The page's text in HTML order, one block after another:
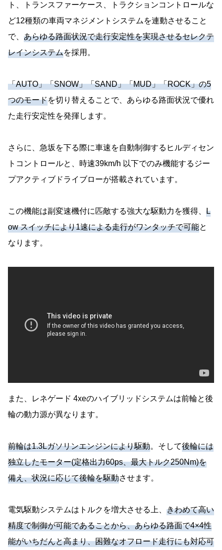
ト、トランスファーケース、トラクションコントロールな
ど12種類の車両マネジメントシステムを連動させること
で、 あらゆる路面状況で走行安定性を実現させるセレクテ
レインシステムを採用。
「AUTO」「SNOW」「SAND」「MUD」「ROCK」の5
つのモードを切り替えることで、あらゆる路面状況で優れ
た走行安定性を発揮します。
さらに、急坂を下る際に⾞速を⾃動制御するヒルディセン
トコントロールと、時速39km/h 以下でのみ機能するジー
プアクティブドライブローが搭載されています。
この機能は副変速機付に匹敵する強⼤な駆動力を獲得、 L
ow スイッチにより1速による走⾏がワンタッチで可能と
なります。
また、レネゲード 4xeのハイブリッドシステムは前輪と後
輪の動力源が異なります。
前輪は1.3Lガソリンエンジンにより駆動。そして後輪には
独立したモーター(定格出力60ps、最大トルク250Nm)を
備え、状況に応じて後輪を駆動させます。
電気駆動システムはトルクを増大させる上、 きわめて高い
精度で制御が可能であることから、あらゆる路面で4×4性
能がいちだんと高まり、困難なオフロード走行にも対応可